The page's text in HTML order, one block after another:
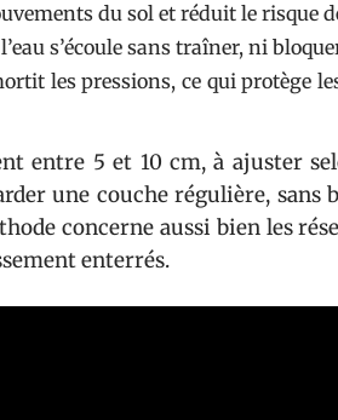
du sol et réduit le risque
s’écoule sans traîner, ni
les pressions, ce qui protège
entre 5 et 10 cm, à ajuster
une couche régulière, sans
concerne aussi bien les
enterrés.